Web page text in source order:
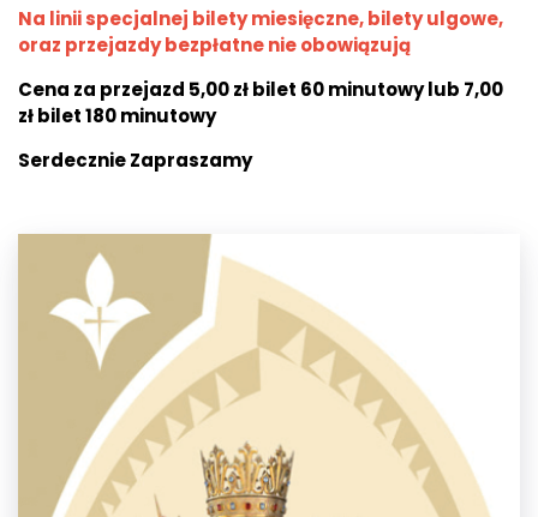
Na linii specjalnej bilety miesięczne, bilety ulgowe,
oraz przejazdy bezpłatne nie obowiązują
Cena za przejazd 5,00 zł bilet 60 minutowy lub 7,00
zł bilet 180 minutowy
Serdecznie Zapraszamy